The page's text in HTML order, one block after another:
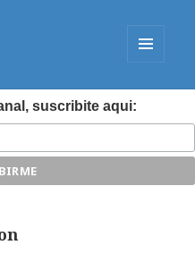
WIDGETS
suscribite aqui: